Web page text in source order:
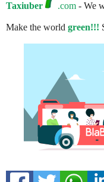
Taxiuber .com - We
Make the world green!!!